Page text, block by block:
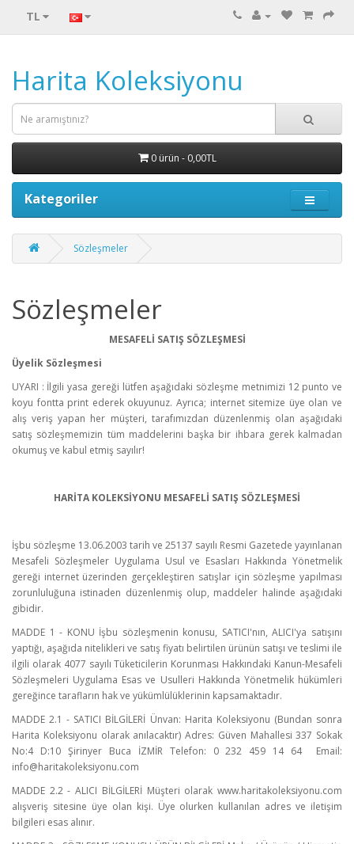
TL
Harita Koleksiyonu
0 ürün - 0,00TL
Kategoriler
Sözleşmeler
Sözleşmeler
MESAFELİ SATIŞ SÖZLEŞMESİ
Üyelik Sözleşmesi
UYARI : İlgili yasa gereği lütfen aşağıdaki sözleşme metnimizi 12 punto ve
koyu fontta print ederek okuyunuz. Ayrıca; internet sitemize üye olan ve
alış veriş yapan her müşteri, tarafımızdan düzenlenmiş olan aşağıdaki
satış sözleşmemizin tüm maddelerini başka bir ihbara gerek kalmadan
okumuş ve kabul etmiş sayılır!
HARİTA KOLEKSİYONU MESAFELİ SATIŞ SÖZLEŞMESİ
İşbu sözleşme 13.06.2003 tarih ve 25137 sayılı Resmi Gazetede yayınlanan
Mesafeli Sözleşmeler Uygulama Usul ve Esasları Hakkında Yönetmelik
gereği internet üzerinden gerçekleştiren satışlar için sözleşme yapılması
zorunluluğuna istinaden düzenlenmiş olup, maddeler halinde aşağıdaki
gibidir.
MADDE 1 - KONU İşbu sözleşmenin konusu, SATICI'nın, ALICI'ya satışını
yaptığı, aşağıda nitelikleri ve satış fiyatı belirtilen ürünün satışı ve teslimi ile
ilgili olarak 4077 sayılı Tüketicilerin Korunması Hakkındaki Kanun-Mesafeli
Sözleşmeleri Uygulama Esas ve Usulleri Hakkında Yönetmelik hükümleri
gereğince tarafların hak ve yükümlülüklerinin kapsamaktadır.
MADDE 2.1 - SATICI BİLGİLERİ Ünvan: Harita Koleksiyonu (Bundan sonra
Harita Koleksiyonu olarak anılacaktır) Adres: Güven Mahallesi 337 Sokak
No:4 D:10 Şirinyer Buca İZMİR Telefon: 0 232 459 14 64 Email:
info@haritakoleksiyonu.com
MADDE 2.2 - ALICI BİLGİLERİ Müşteri olarak www.haritakoleksiyonu.com
alışveriş sitesine üye olan kişi. Üye olurken kullanılan adres ve iletişim
bilgileri esas alınır.